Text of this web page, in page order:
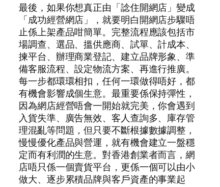
最後，如果你想真正由「諗住開網店」變成
「成功經營網店」，就要明白開網店步驟唔
止係上架產品咁簡單。完整流程應該包括市
場調查、選品、搵供應商、試單、計成本、
揀平台、辦理商業登記、建立品牌形象、準
備客服流程、設定物流方案、再進行推廣。
每一步都環環相扣，任何一環做得唔好，都
有機會影響成個生意。最重要係保持彈性，
因為網店經營唔會一開始就完美，你會遇到
入貨失準、廣告無效、客人查詢多、庫存管
理混亂等問題，但只要不斷根據數據調整，
慢慢優化產品與營運，就有機會建立一盤穩
定而有利潤的生意。對香港創業者而言，網
店唔只係一個賣貨平台，更係一個可以由小
做大、逐步累積品牌與客戶資產的事業起